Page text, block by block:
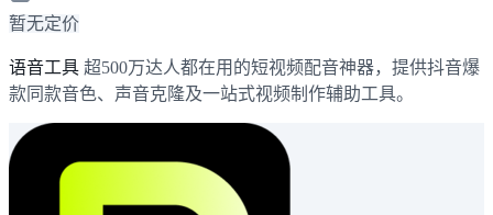
暂无定价
语音工具 超500万达人都在用的短视频配音神器，提供抖音爆
款同款音色、声音克隆及一站式视频制作辅助工具。